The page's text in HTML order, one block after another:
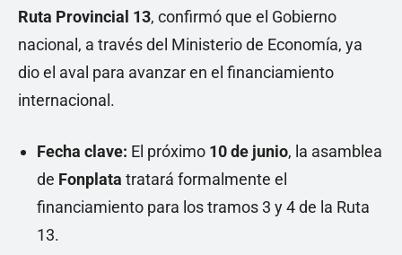
Ruta Provincial 13, confirmó que el Gobierno
nacional, a través del Ministerio de Economía, ya
dio el aval para avanzar en el financiamiento
internacional.
Fecha clave: El próximo 10 de junio, la asamblea
de Fonplata tratará formalmente el
financiamiento para los tramos 3 y 4 de la Ruta
13.